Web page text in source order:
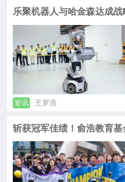
乐聚机器人与哈金森达成
资讯 王罗浩
斩获冠军佳绩！俞浩教育